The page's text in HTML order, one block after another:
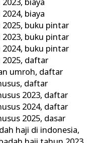
, biaya
, biaya
, buku pintar
, buku pintar
, buku pintar
, daftar
umroh, daftar
, daftar
2023, daftar
2024, daftar
2025, dasar
haji di indonesia,